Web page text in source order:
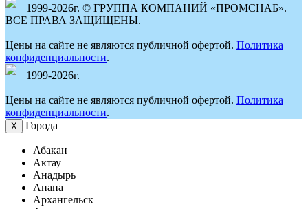
1999-2026г. © ГРУППА КОМПАНИЙ «ПРОМСНАБ».
ВСЕ ПРАВА ЗАЩИЩЕНЫ.
Цены на сайте не являются публичной офертой. Политика
конфиденциальности.
1999-2026г.
Цены на сайте не являются публичной офертой. Политика
конфиденциальности.
Х Города
Абакан
Актау
Анадырь
Анапа
Архангельск